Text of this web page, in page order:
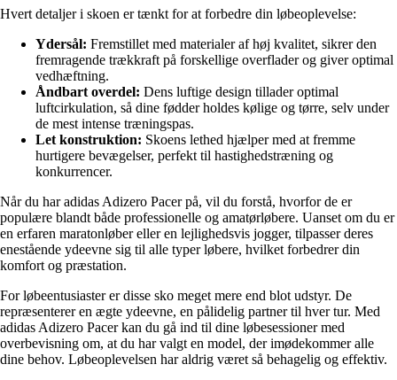
Hvert detaljer i skoen er tænkt for at forbedre din løbeoplevelse:
Ydersål: Fremstillet med materialer af høj kvalitet, sikrer den
fremragende trækkraft på forskellige overflader og giver optimal
vedhæftning.
Åndbart overdel: Dens luftige design tillader optimal
luftcirkulation, så dine fødder holdes kølige og tørre, selv under
de mest intense træningspas.
Let konstruktion: Skoens lethed hjælper med at fremme
hurtigere bevægelser, perfekt til hastighedstræning og
konkurrencer.
Når du har adidas Adizero Pacer på, vil du forstå, hvorfor de er
populære blandt både professionelle og amatørløbere. Uanset om du er
en erfaren maratonløber eller en lejlighedsvis jogger, tilpasser deres
enestående ydeevne sig til alle typer løbere, hvilket forbedrer din
komfort og præstation.
For løbeentusiaster er disse sko meget mere end blot udstyr. De
repræsenterer en ægte ydeevne, en pålidelig partner til hver tur. Med
adidas Adizero Pacer kan du gå ind til dine løbesessioner med
overbevisning om, at du har valgt en model, der imødekommer alle
dine behov. Løbeoplevelsen har aldrig været så behagelig og effektiv.